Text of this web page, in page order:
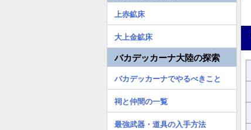
上赤鉱床
大上金鉱床
バカデッカーナ大陸の探索
バカデッカーナでやるべきこと
祠と仲間の一覧
最強武器・道具の入手方法